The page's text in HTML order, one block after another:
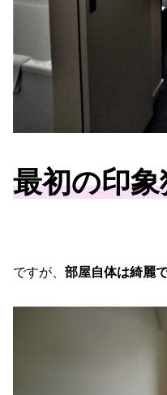
最初の印
ですが、 部屋自体は綺麗